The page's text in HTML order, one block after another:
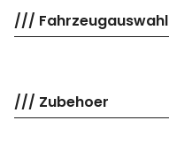
/// Fahrzeugauswahl
/// Zubehoer